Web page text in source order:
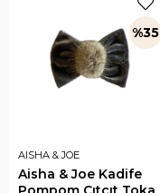
AISHA & JOE
Aisha & Joe Kadife
%35